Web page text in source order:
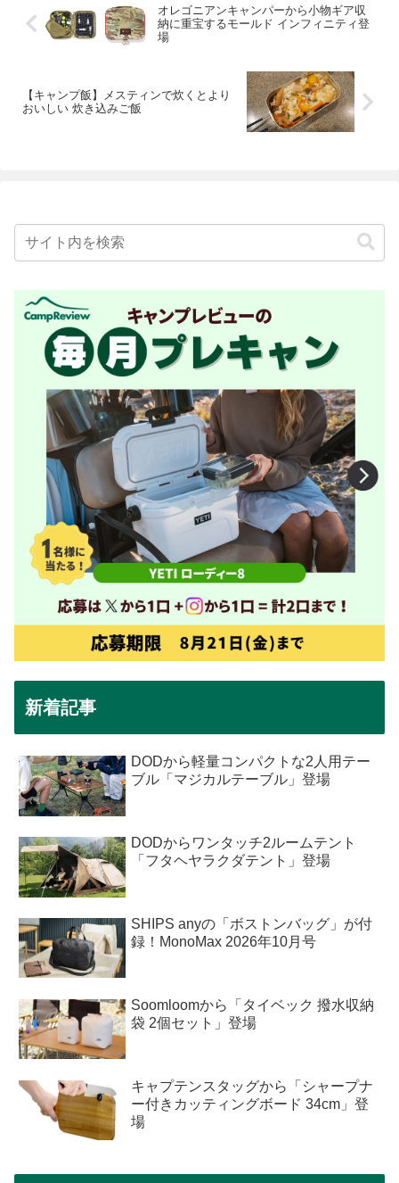
オレゴニアンキャンパーから小物ギア収
納に重宝するモールド インフィニティ登
場
【キャンプ飯】メスティンで炊くとより
おいしい 炊き込みご飯
新着記事
DODから軽量コンパクトな2人用テー
ブル「マジカルテーブル」登場
DODからワンタッチ2ルームテント
「フタヘヤラクダテント」登場
SHIPS anyの「ボストンバッグ」が付
録！MonoMax 2026年10月号
Soomloomから「タイベック 撥水収納
袋 2個セット」登場
キャプテンスタッグから「シャープナ
ー付きカッティングボード 34cm」登
場